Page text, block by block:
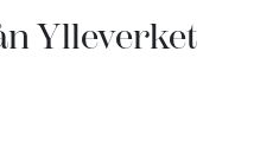
Ylleverket